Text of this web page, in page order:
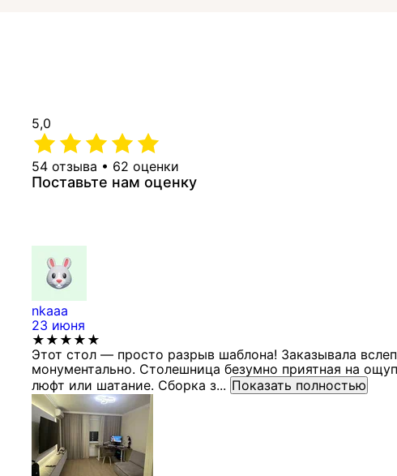
5,0
54 отзыва • 62 оценки
Поставьте нам оценку
nkaaa
23 июня
★★★★★
Этот стол — просто разрыв шаблона! Заказывала
монументально. Столешница безумно приятная на
люфт или шатание. Сборка з... Показать полностью